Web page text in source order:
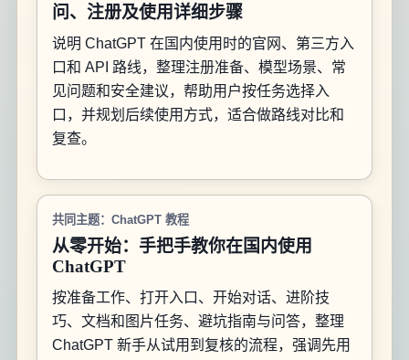
问、注册及使用详细步骤
说明 ChatGPT 在国内使用时的官网、第三方入
口和 API 路线，整理注册准备、模型场景、常
见问题和安全建议，帮助用户按任务选择入
口，并规划后续使用方式，适合做路线对比和
复查。
共同主题：ChatGPT 教程
从零开始：手把手教你在国内使用
ChatGPT
按准备工作、打开入口、开始对话、进阶技
巧、文档和图片任务、避坑指南与问答，整理
ChatGPT 新手从试用到复核的流程，强调先用